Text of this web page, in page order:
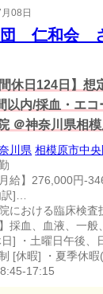
08日
団 仁和会
休日124日】
以内/採血・エ
＠神奈川県相
川県 相模原市中
月給】276,000円
]
給 250,000円-
手当 10,000円
手当 10,000円-
改善手当 6,000
における臨床検査
採血、血液、一般
、微生物、細胞(※
図、負荷心電図
検査】腹部、心臓
日] ・土曜日午後
末年始休暇(3
・有給休暇(法定通
17:15